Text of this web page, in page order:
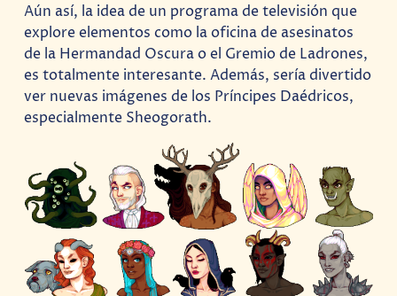
Aún así, la idea de un programa de televisión que
explore elementos como la oficina de asesinatos
de la Hermandad Oscura o el Gremio de Ladrones,
es totalmente interesante. Además, sería divertido
ver nuevas imágenes de los Príncipes Daédricos,
especialmente Sheogorath.